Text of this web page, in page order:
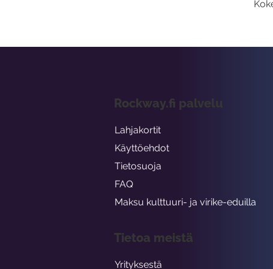
Rockway.fi palvelu
Lahjakortit
Käyttöehdot
Tietosuoja
FAQ
Maksu kulttuuri- ja virike-eduilla
Tietoa meistä
Yrityksestä